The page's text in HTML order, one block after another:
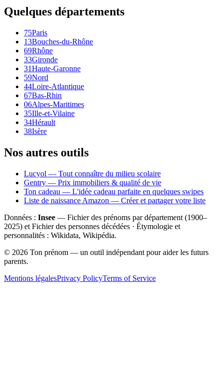
Quelques départements
75Paris
13Bouches-du-Rhône
69Rhône
33Gironde
31Haute-Garonne
59Nord
44Loire-Atlantique
67Bas-Rhin
06Alpes-Maritimes
35Ille-et-Vilaine
34Hérault
38Isère
Nos autres outils
Lucyol — Tout connaître du milieu scolaire
Gentry — Prix immobiliers & qualité de vie
Ton cadeau — L'idée cadeau parfaite en quelques swipes
Liste de naissance Amazon — Créer et partager votre liste
Données : Insee — Fichier des prénoms par département (1900–
2025) et Fichier des personnes décédées · Étymologie et
personnalités : Wikidata, Wikipédia.
© 2026 Ton prénom — un outil indépendant pour aider les futurs
parents.
Mentions légalesPrivacy PolicyTerms of Service